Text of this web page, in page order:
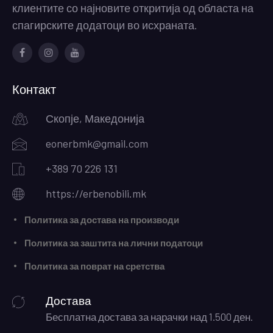
клиентите со најновите откритија од областа на
спагирските додатоци во исхраната.
Контакт
Скопје, Македонија
eonerbmk@gmail.com
+389 70 226 131
https://erbenobili.mk
Политика за достава на производи
Политика за заштита на лични податоци
Политика за поврат на сретства
Достава
Бесплатна достава за нарачки над 1.500 ден.